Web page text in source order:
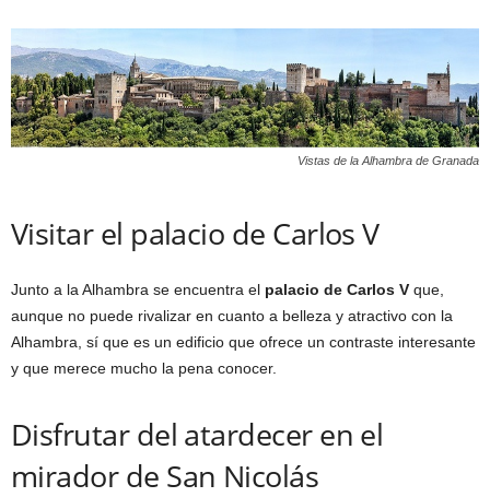
Vistas de la Alhambra de Granada
Visitar el palacio de Carlos V
Junto a la Alhambra se encuentra el palacio de Carlos V que,
aunque no puede rivalizar en cuanto a belleza y atractivo con la
Alhambra, sí que es un edificio que ofrece un contraste interesante
y que merece mucho la pena conocer.
Disfrutar del atardecer en el
mirador de San Nicolás